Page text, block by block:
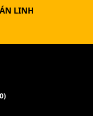
LINH